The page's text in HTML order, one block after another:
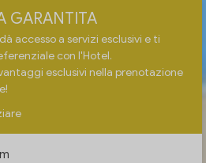
GARANTITA
accesso a servizi esclusivi e ti
con l'Hotel.
esclusivi nella prenotazione